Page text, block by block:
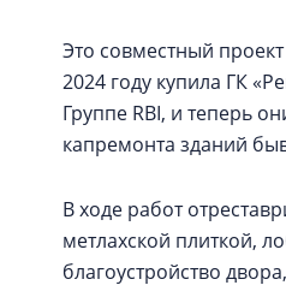
Это совместный
2024 году купила ГК
Группе RBI, и теперь
капремонта зданий
В ходе работ
метлахской плиткой,
благоустройство